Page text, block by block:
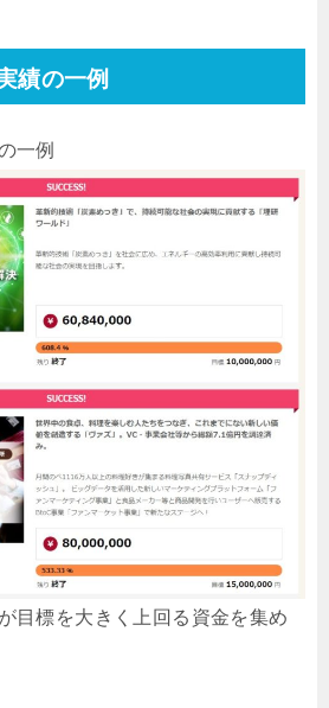
績の一例
一例
目標を大きく上回る資金を集め